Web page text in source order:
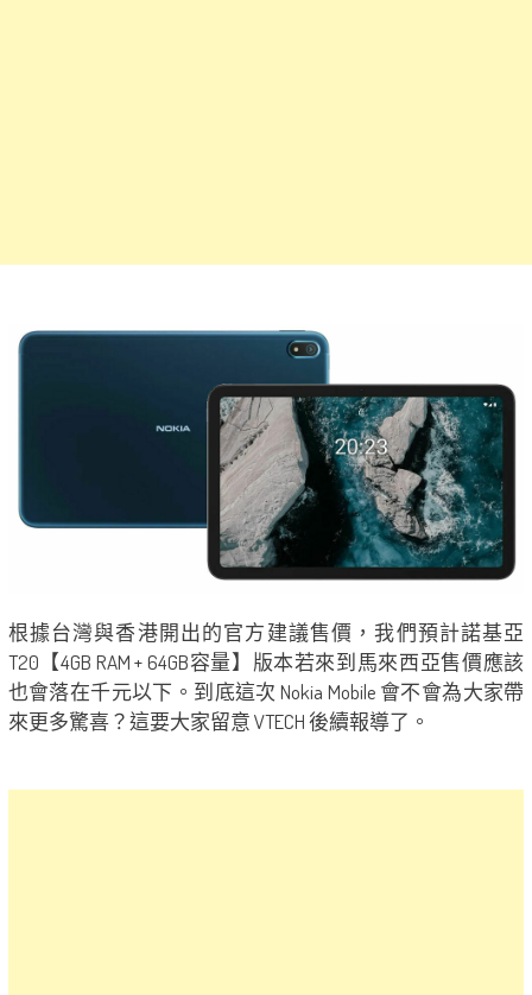
根據台灣與香港開出的官方建議售價，我們預計諾基亞
T20【4GB RAM + 64GB容量】版本若來到馬來西亞售價應該
也會落在千元以下。到底這次 Nokia Mobile 會不會為大家帶
來更多驚喜？這要大家留意 VTECH 後續報導了。